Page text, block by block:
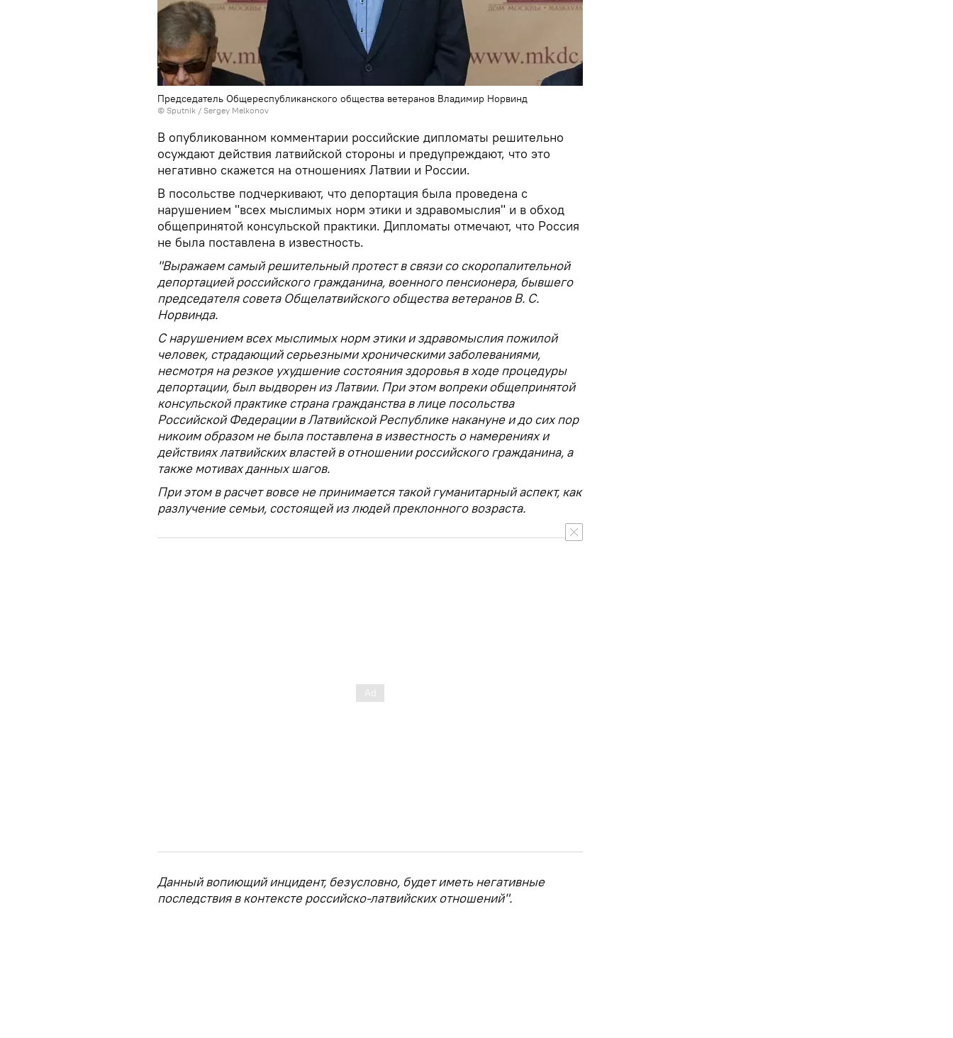
Председатель Общереспубликанского общества ветеранов Владимир Норвинд
© Sputnik / Sergey Melkonov
В опубликованном комментарии российские дипломаты решительно
осуждают действия латвийской стороны и предупреждают, что это
негативно скажется на отношениях Латвии и России.
В посольстве подчеркивают, что депортация была проведена с
нарушением "всех мыслимых норм этики и здравомыслия" и в обход
общепринятой консульской практики. Дипломаты отмечают, что Россия
не была поставлена в известность.
"Выражаем самый решительный протест в связи со скоропалительной
депортацией российского гражданина, военного пенсионера, бывшего
председателя совета Общелатвийского общества ветеранов В. С.
Норвинда.
С нарушением всех мыслимых норм этики и здравомыслия пожилой
человек, страдающий серьезными хроническими заболеваниями,
несмотря на резкое ухудшение состояния здоровья в ходе процедуры
депортации, был выдворен из Латвии. При этом вопреки общепринятой
консульской практике страна гражданства в лице посольства
Российской Федерации в Латвийской Республике накануне и до сих пор
никоим образом не была поставлена в известность о намерениях и
действиях латвийских властей в отношении российского гражданина, а
также мотивах данных шагов.
При этом в расчет вовсе не принимается такой гуманитарный аспект, как
разлучение семьи, состоящей из людей преклонного возраста.
Данный вопиющий инцидент, безусловно, будет иметь негативные
последствия в контексте российско-латвийских отношений".